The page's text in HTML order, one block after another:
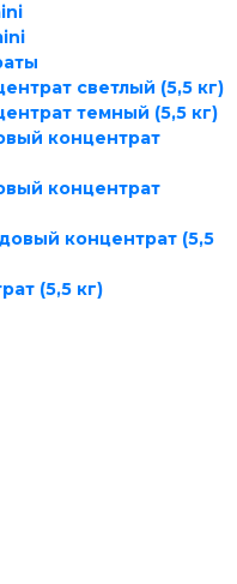
светлый (5,5 кг)
темный (5,5 кг)
концентрат
концентрат
концентрат (5,5
(5,5 кг)